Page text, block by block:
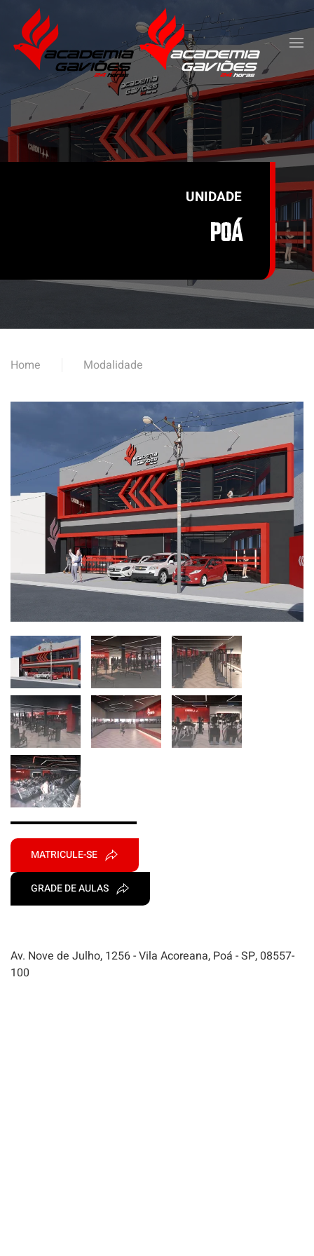
Skip to main content
UNIDADE
POÁ
Home Modalidade
MATRICULE-SE
GRADE DE AULAS
Av. Nove de Julho, 1256 - Vila Acoreana, Poá - SP, 08557-
100